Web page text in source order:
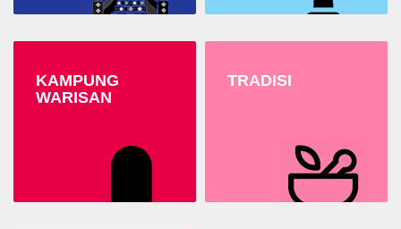
KAMPUNG
WARISAN
TRADISI